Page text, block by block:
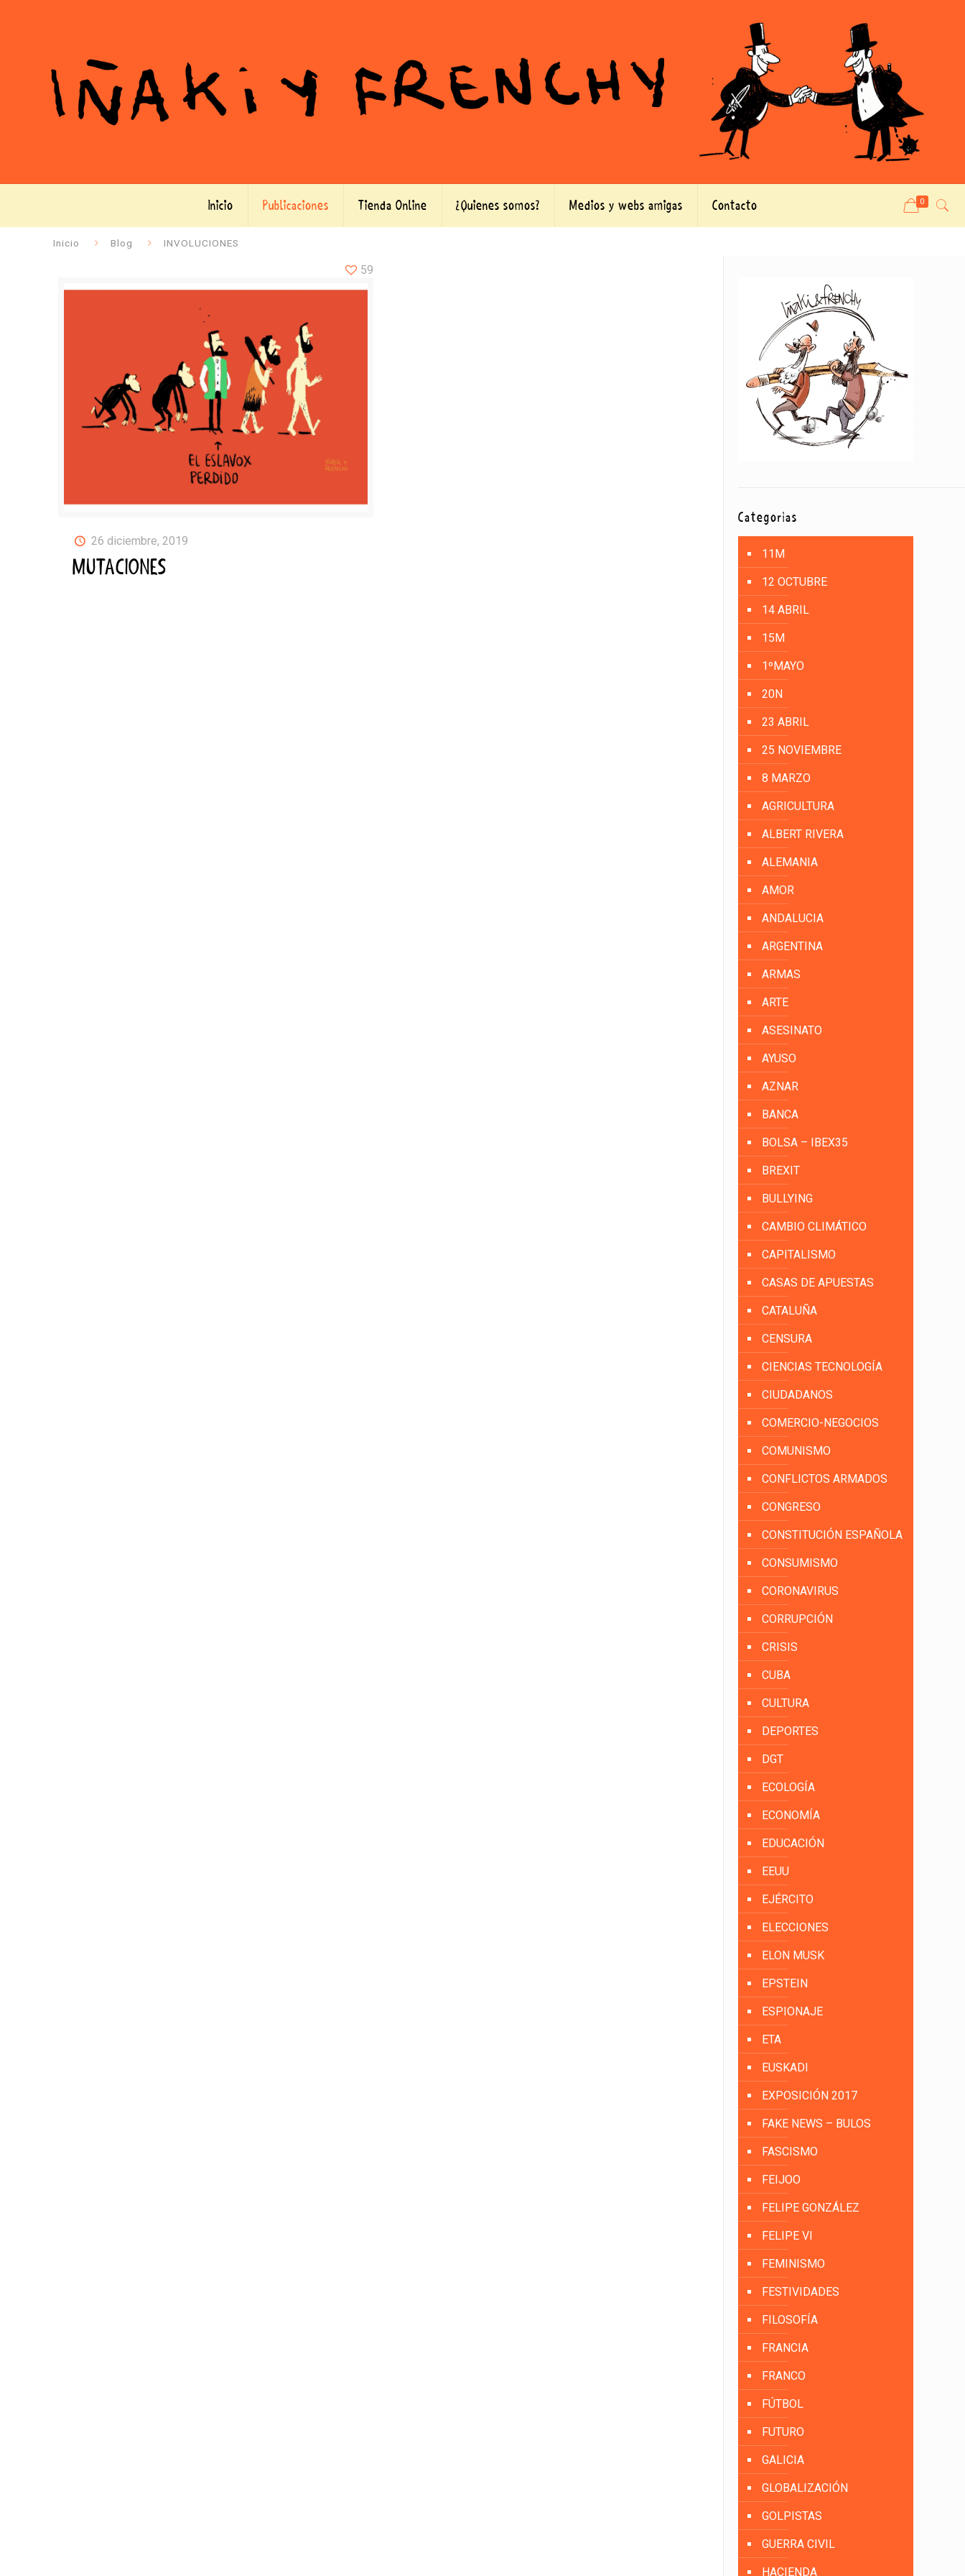
Inicio Publicaciones Tienda Online ¿Quienes somos? Medios y webs amigas Contacto 0
Inicio Blog INVOLUCIONES
26 diciembre, 2019
MUTACIONES
59
Categorías
11M
12 OCTUBRE
14 ABRIL
15M
1ºMAYO
20N
23 ABRIL
25 NOVIEMBRE
8 MARZO
AGRICULTURA
ALBERT RIVERA
ALEMANIA
AMOR
ANDALUCIA
ARGENTINA
ARMAS
ARTE
ASESINATO
AYUSO
AZNAR
BANCA
BOLSA – IBEX35
BREXIT
BULLYING
CAMBIO CLIMÁTICO
CAPITALISMO
CASAS DE APUESTAS
CATALUÑA
CENSURA
CIENCIAS TECNOLOGÍA
CIUDADANOS
COMERCIO-NEGOCIOS
COMUNISMO
CONFLICTOS ARMADOS
CONGRESO
CONSTITUCIÓN ESPAÑOLA
CONSUMISMO
CORONAVIRUS
CORRUPCIÓN
CRISIS
CUBA
CULTURA
DEPORTES
DGT
ECOLOGÍA
ECONOMÍA
EDUCACIÓN
EEUU
EJÉRCITO
ELECCIONES
ELON MUSK
EPSTEIN
ESPIONAJE
ETA
EUSKADI
EXPOSICIÓN 2017
FAKE NEWS – BULOS
FASCISMO
FEIJOO
FELIPE GONZÁLEZ
FELIPE VI
FEMINISMO
FESTIVIDADES
FILOSOFÍA
FRANCIA
FRANCO
FÚTBOL
FUTURO
GALICIA
GLOBALIZACIÓN
GOLPISTAS
GUERRA CIVIL
HACIENDA